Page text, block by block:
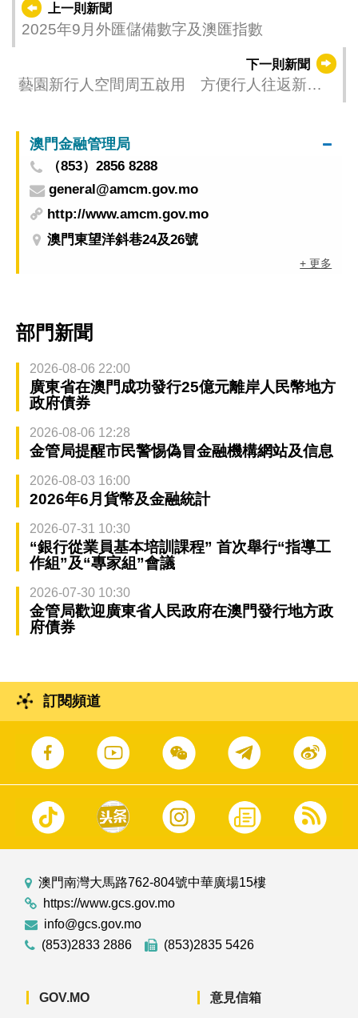
上一則新聞
2025年9月外匯儲備數字及澳匯指數
下一則新聞
藝園新行人空間周五啟用 方便行人往返新口
澳門金融管理局
（853）2856 8288
general@amcm.gov.mo
http://www.amcm.gov.mo
澳門東望洋斜巷24及26號
+ 更多
部門新聞
2026-08-06 22:00
廣東省在澳門成功發行25億元離岸人民幣地方
政府債券
2026-08-06 12:28
金管局提醒市民警惕偽冒金融機構網站及信息
2026-08-03 16:00
2026年6月貨幣及金融統計
2026-07-31 10:30
“銀行從業員基本培訓課程” 首次舉行“指導工
作組”及“專家組”會議
2026-07-30 10:30
金管局歡迎廣東省人民政府在澳門發行地方政
府債券
訂閱頻道
澳門南灣大馬路762-804號中華廣場15樓
https://www.gcs.gov.mo
info@gcs.gov.mo
(853)2833 2886
(853)2835 5426
GOV.MO 意見信箱